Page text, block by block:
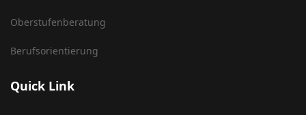
Oberstufenberatung
Berufsorientierung
Quick Link